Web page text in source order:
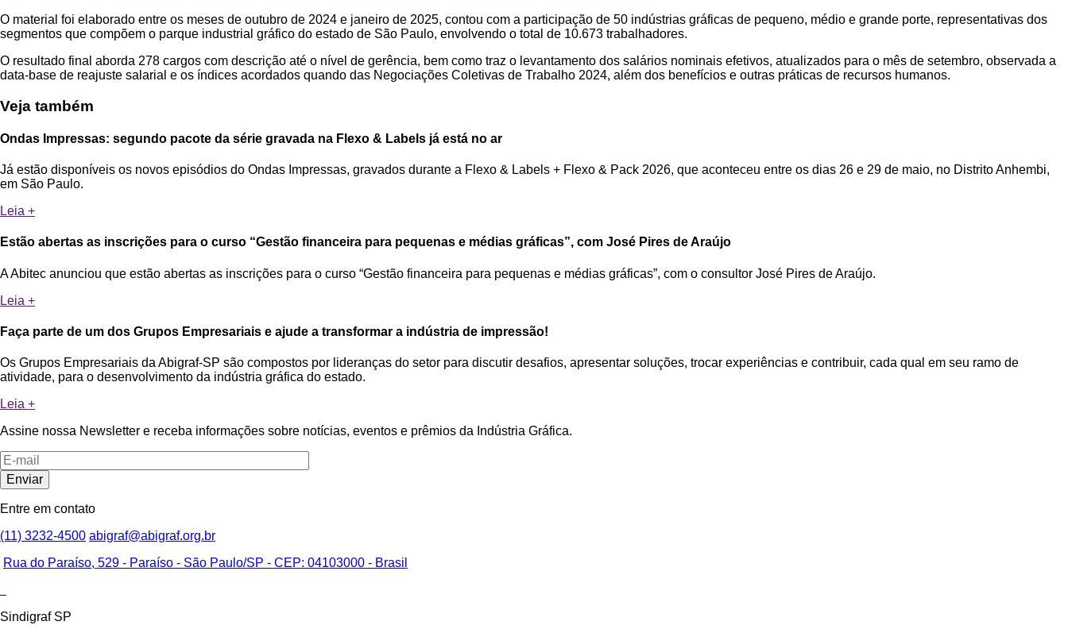
O material foi elaborado entre os meses de outubro de 2024 e janeiro de 2025, contou com a participação de 50 indústrias gráficas de pequeno, médio e grande porte, representativas dos
segmentos que compõem o parque industrial gráfico do estado de São Paulo, envolvendo o total de 10.673 trabalhadores.
O resultado final aborda 278 cargos com descrição até o nível de gerência, bem como traz o levantamento dos salários nominais efetivos, atualizados para o mês de setembro, observada a
data-base de reajuste salarial e os índices acordados quando das Negociações Coletivas de Trabalho 2024, além dos benefícios e outras práticas de recursos humanos.
Veja também
Ondas Impressas: segundo pacote da série gravada na Flexo & Labels já está no ar
Já estão disponíveis os novos episódios do Ondas Impressas, gravados durante a Flexo & Labels + Flexo & Pack 2026, que aconteceu entre os dias 26 e 29 de maio, no Distrito Anhembi,
em São Paulo.
Leia +
Estão abertas as inscrições para o curso “Gestão financeira para pequenas e médias gráficas”, com José Pires de Araújo
A Abitec anunciou que estão abertas as inscrições para o curso “Gestão financeira para pequenas e médias gráficas”, com o consultor José Pires de Araújo.
Leia +
Faça parte de um dos Grupos Empresariais e ajude a transformar a indústria de impressão!
Os Grupos Empresariais da Abigraf-SP são compostos por lideranças do setor para discutir desafios, apresentar soluções, trocar experiências e contribuir, cada qual em seu ramo de
atividade, para o desenvolvimento da indústria gráfica do estado.
Leia +
Assine nossa Newsletter e receba informações sobre notícias, eventos e prêmios da Indústria Gráfica.
Entre em contato
(11) 3232-4500 abigraf@abigraf.org.br
Rua do Paraíso, 529 - Paraíso - São Paulo/SP - CEP: 04103000 - Brasil
Sindigraf SP